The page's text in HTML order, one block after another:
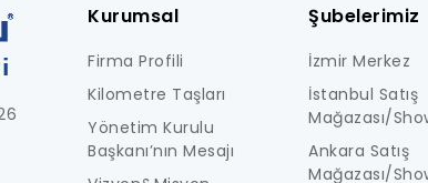
Kurumsal
Firma Profili
Kilometre Taşları
Yönetim Kurulu
Başkanı’nın Mesajı
Şubelerimiz
İzmir Merkez
İstanbul Satış
Mağazası/
Ankara Satış
Mağazası/